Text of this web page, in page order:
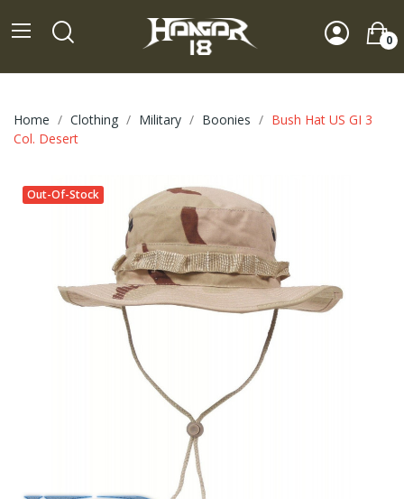
0
Home Clothing Military Boonies
Bush Hat US GI 3
Col. Desert
Out-Of-Stock